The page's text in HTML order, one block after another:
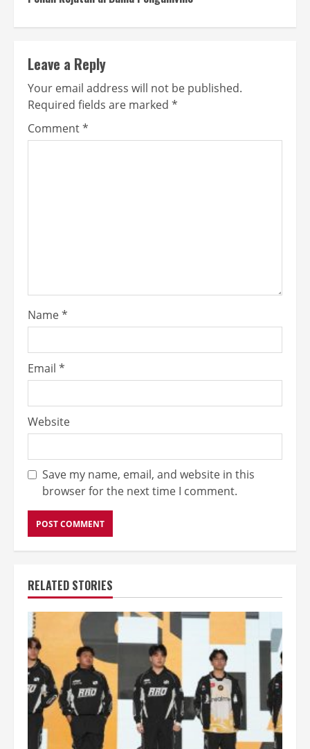
Leave a Reply
Your email address will not be published.
Required fields are marked *
Comment*
Name*
Email *
Website
Save my name, email, and website in this
browser for the next time I comment.
RELATED STORIES